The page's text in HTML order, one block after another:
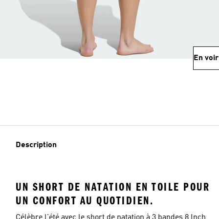
En
Description
UN SHORT DE NATATION EN TOILE POUR
UN CONFORT AU QUOTIDIEN.